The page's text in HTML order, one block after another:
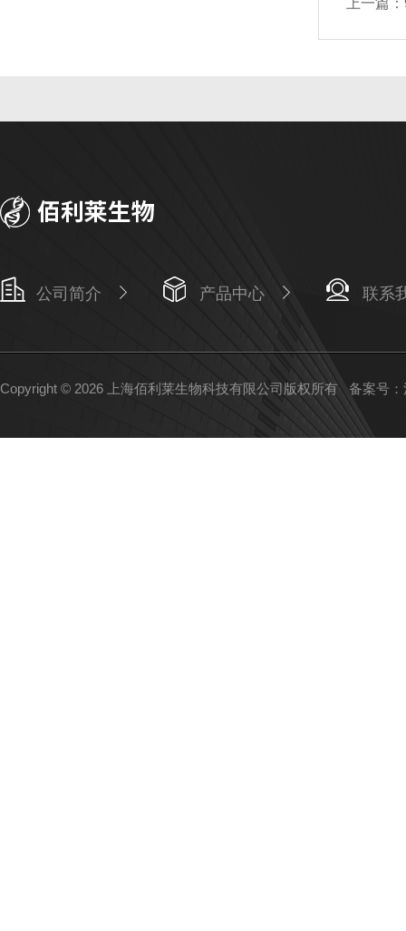
上一篇：
公司简介 产品中心 联系
Copyright © 2026 上海佰利莱生物科技有限公司版权所有 备案号：